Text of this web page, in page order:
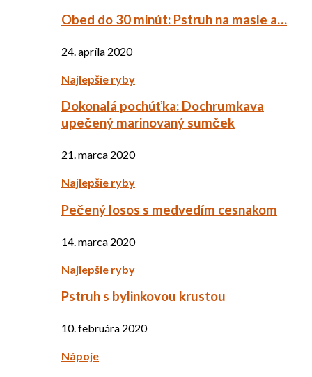
Obed do 30 minút: Pstruh na masle a…
24. apríla 2020
Najlepšie ryby
Dokonalá pochúťka: Dochrumkava
upečený marinovaný sumček
21. marca 2020
Najlepšie ryby
Pečený losos s medvedím cesnakom
14. marca 2020
Najlepšie ryby
Pstruh s bylinkovou krustou
10. februára 2020
Nápoje